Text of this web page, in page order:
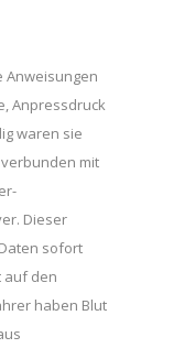
Anweisungen
Anpressdruck
waren sie
mit
Dieser
sofort
auf den
haben Blut